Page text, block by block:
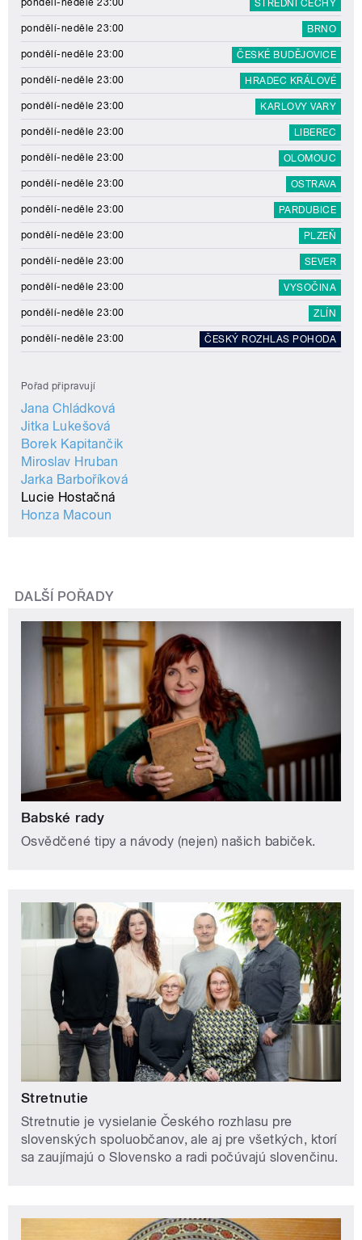
pondělí-neděle 23:00 STŘEDNÍ ČECHY
pondělí-neděle 23:00 BRNO
pondělí-neděle 23:00 ČESKÉ BUDĚJOVICE
pondělí-neděle 23:00 HRADEC KRÁLOVÉ
pondělí-neděle 23:00 KARLOVY VARY
pondělí-neděle 23:00 LIBEREC
pondělí-neděle 23:00 OLOMOUC
pondělí-neděle 23:00 OSTRAVA
pondělí-neděle 23:00 PARDUBICE
pondělí-neděle 23:00 PLZEŇ
pondělí-neděle 23:00 SEVER
pondělí-neděle 23:00 VYSOČINA
pondělí-neděle 23:00 ZLÍN
pondělí-neděle 23:00 ČESKÝ ROZHLAS POHODA
Pořad připravují
Jana Chládková
Jitka Lukešová
Borek Kapitančik
Miroslav Hruban
Jarka Barboříková
Lucie Hostačná
Honza Macoun
DALŠÍ POŘADY
Babské rady
Osvědčené tipy a návody (nejen) našich babiček.
Stretnutie
Stretnutie je vysielanie Českého rozhlasu pre
slovenských spoluobčanov, ale aj pre všetkých, ktorí
sa zaujímajú o Slovensko a radi počúvajú slovenčinu.